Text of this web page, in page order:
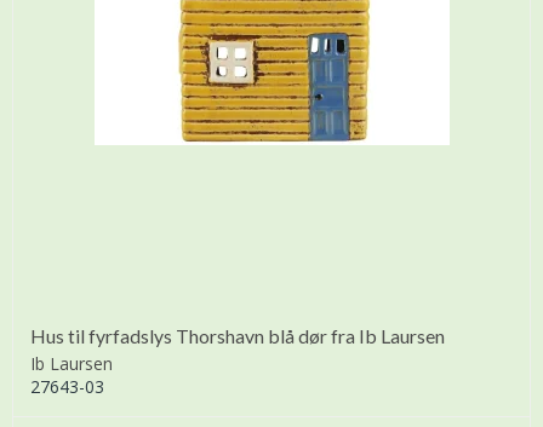
Hus til fyrfadslys Thorshavn blå dør fra Ib Laursen
Ib Laursen
27643-03